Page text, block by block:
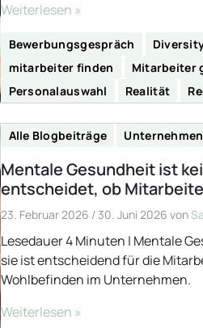
Weiterlesen »
Bewerbungsgespräch
mitarbeiter finden
Mitarbeiter
Personalauswahl
Realität
Alle Blogbeiträge
Mentale Gesundheit ist
entscheidet, ob
23. Februar 2026 / 30. Juni 2026 von
Lesedauer 4 Minuten | Mentale
sie ist entscheidend für die
Wohlbefinden im Unternehmen.
Weiterlesen »